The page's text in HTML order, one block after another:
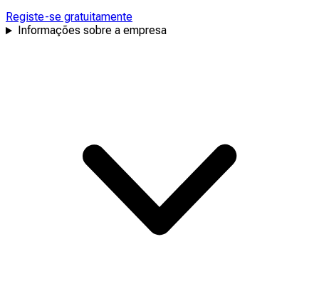
Registe-se gratuitamente
Informações sobre a empresa